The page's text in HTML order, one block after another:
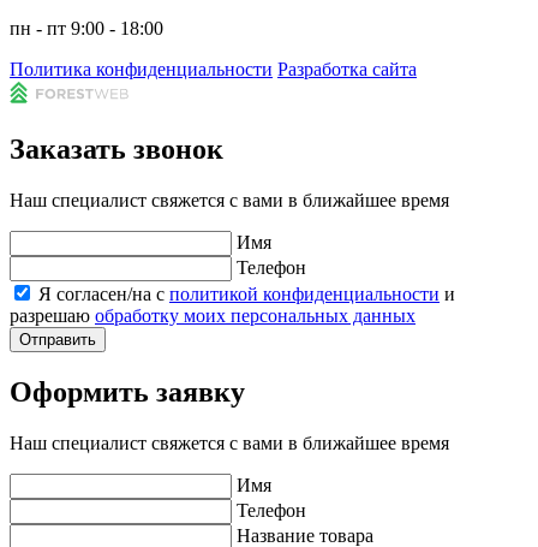
пн - пт 9:00 - 18:00
Политика конфиденциальности Разработка сайта
Заказать звонок
Наш специалист свяжется с вами в ближайшее время
Имя
Телефон
Я согласен/на с политикой конфиденциальности и
разрешаю обработку моих персональных данных
Отправить
Оформить заявку
Наш специалист свяжется с вами в ближайшее время
Имя
Телефон
Название товара